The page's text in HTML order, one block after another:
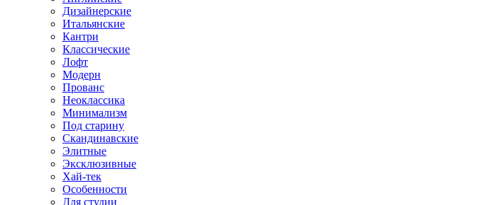
Дизайнерские
Итальянские
Кантри
Классические
Лофт
Модерн
Прованс
Неоклассика
Минимализм
Под старину
Скандинавские
Элитные
Эксклюзивные
Хай-тек
Особенности
Для студии